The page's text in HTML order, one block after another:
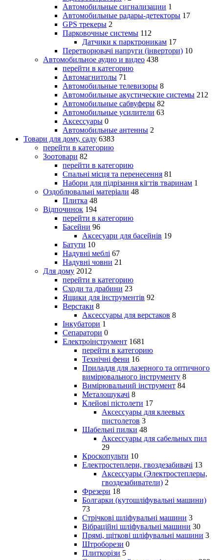
Автомобильные сигнализации 1
Автомобильные радары-детекторы 17
GPS трекеры 2
Парковочные системы 112
Датчики к парктроникам 17
Перетворювачі напруги (інвертори) 10
Автомобильное аудио и видео 438
перейти в категорию
Автомагнитолы 71
Автомобильные телевизоры 8
Автомобильные акустические системы 212
Автомобильные сабвуферы 82
Автомобильные усилители 63
Аксессуары 0
Автомобильные антенны 2
Товари для дому, саду 6383
перейти в категорию
Зоотовари 82
перейти в категорию
Спальні місця та перенесення 81
Набори для підрізання кігтів тваринам 1
Оздоблювальні матеріали 48
Плитка 48
Відпочинок 194
перейти в категорию
Басейни 96
Аксесуари для басейнів 19
Батути 10
Надувні меблі 67
Надувні човни 21
Для дому 2012
перейти в категорию
Сходи та драбини 23
Ящики для інструментів 92
Верстаки 8
Аксессуары для верстаков 8
Інкубатори 1
Сепаратори 0
Електроінструмент 1681
перейти в категорию
Технічні фени 16
Приладдя для лазерного та оптичного
вимірювального інструменту 8
Вимірювальний інструмент 84
Металошукачі 8
Клейові пістолети 17
Аксессуары для клеевых
пистолетов 3
Шабельні пилки 48
Аксессуары для сабельных пил
29
Кроскопульти 10
Електростеплери, гвоздезабивачі 13
Аксессуары (Электростеплеры,
гвоздезабиватели) 2
Фрезери 18
Болгарки (кутошліфувальні машини)
73
Стрічкові шліфувальні машини 3
Вібраційні шліфувальні машини 30
Прямі, щіткові шліфувальні машини 3
Штроборези 0
Плиткорізи 5